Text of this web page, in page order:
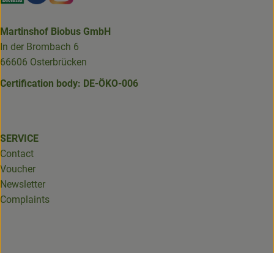
Martinshof Biobus GmbH
In der Brombach 6
66606 Osterbrücken
Certification body: DE-ÖKO-006
SERVICE
Contact
Voucher
Newsletter
Complaints